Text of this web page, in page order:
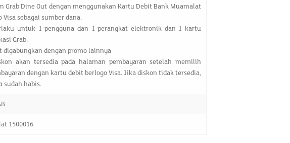
Grab Dine Out dengan menggunakan Kartu Debit Bank Muamalat
Visa sebagai sumber dana.
untuk 1 pengguna dan 1 perangkat elektronik dan 1 kartu
Grab.
digabungkan dengan promo lainnya
akan tersedia pada halaman pembayaran setelah memilih
dengan kartu debit berlogo Visa. Jika diskon tidak tersedia,
sudah habis.
1500016